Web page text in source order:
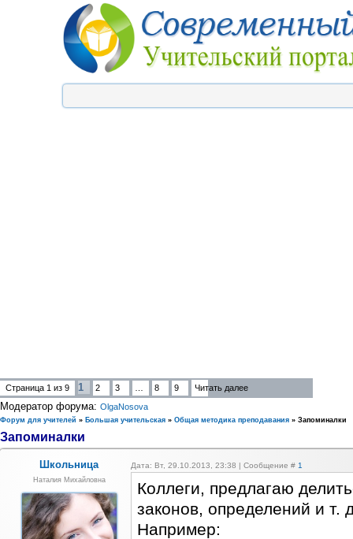
Страница 1 из 9 1 2 3 8 9 Читать далее
Модератор форума: OlgaNosova
Форум для учителей » Большая учительская » Общая методика преподавания » Запоминалки
Запоминалки
Школьница Дата: Вт, 29.10.2013, 23:38 | Сообщение # 1
Наталия Михайловна
Коллеги, предлагаю
законов, определений и т.
Например: